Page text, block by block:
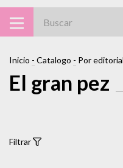
Inicio - Catalogo - Por editorial
El gran pez
Filtrar